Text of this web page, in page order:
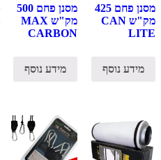
מסנן פחם 425
מק"ש CAN
LITE
מידע נוסף
מסנן פחם 500
מק"ש MAX
CARBON
מידע נוסף